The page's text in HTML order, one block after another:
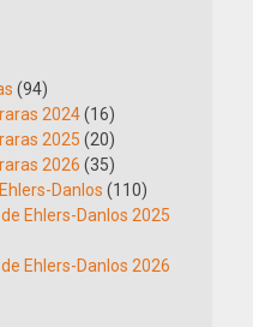
(94)
2024(16)
2025 (20)
2026 (35)
Danlos (110)
Ehlers-Danlos 2025
Ehlers-Danlos 2026